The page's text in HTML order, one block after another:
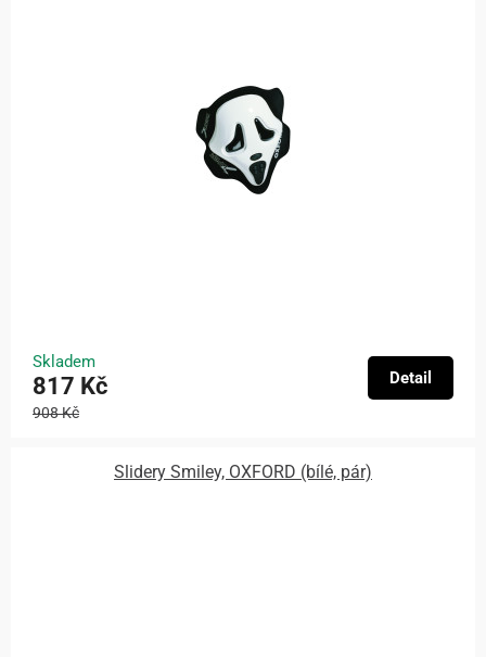
Skladem
817 Kč
908 Kč
Detail
Slidery Smiley, OXFORD (bílé, pár)